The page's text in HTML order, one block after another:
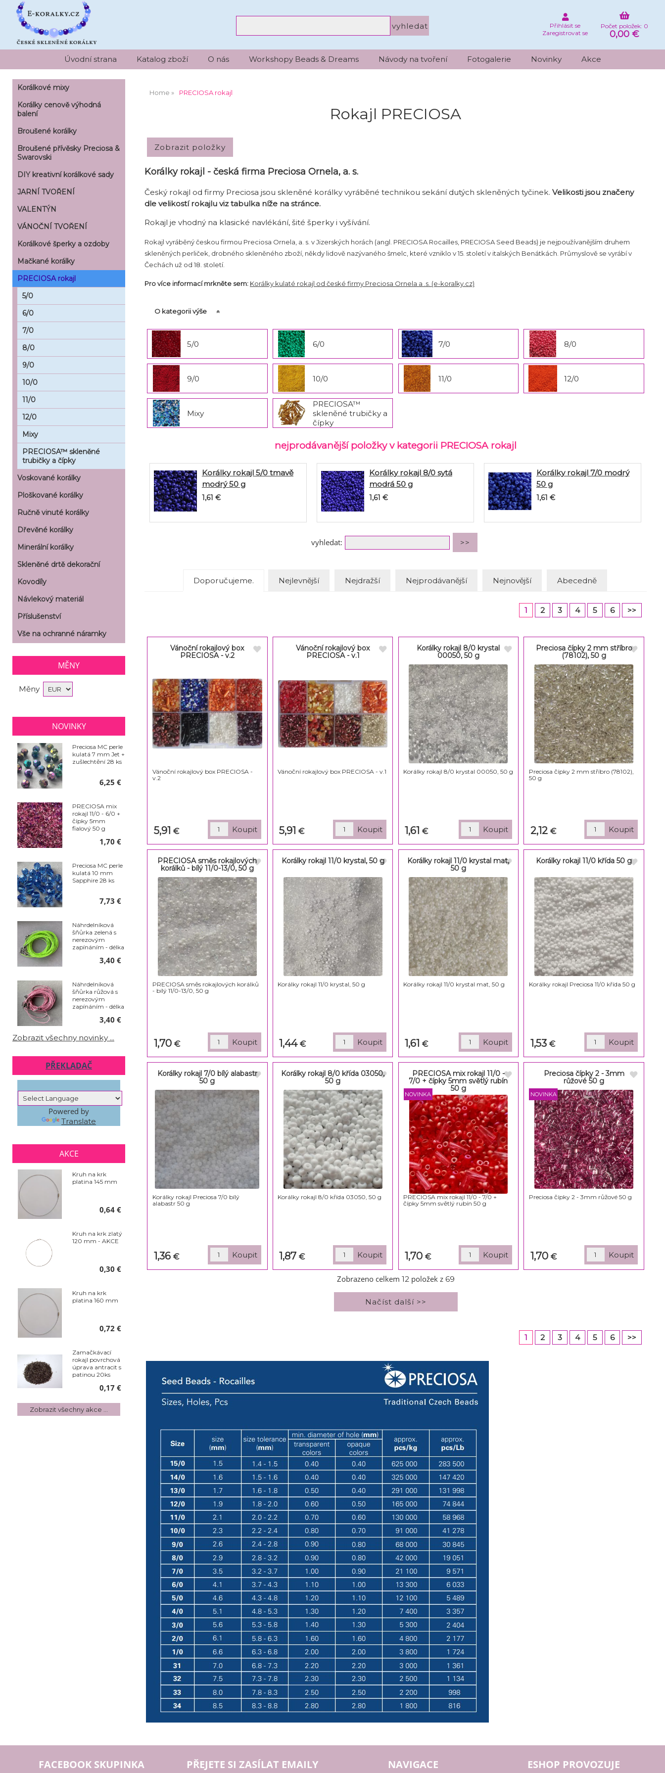
Počet položek: 0
0,00 €
Přihlásit se
Zaregistrovat se
Úvodní strana Katalog zboží O nás Workshopy Beads & Dreams Návody na tvoření Fotogalerie Novinky Akce
Home PRECIOSA rokajl
Rokajl PRECIOSA
Korálky rokajl - česká firma Preciosa Ornela, a. s.
Český rokajl od firmy Preciosa jsou skleněné korálky vyráběné technikou sekání dutých skleněných tyčinek. Velikosti jsou značeny
dle velikostí rokajlu viz tabulka níže na stránce.
Rokajl je vhodný na klasické navlékání, šité šperky i vyšívání.
Rokajl vyráběný českou firmou Preciosa Ornela, a. s. v Jizerských horách (angl. PRECIOSA Rocailles, PRECIOSA Seed Beads) je nejpoužívanějším druhem
skleněných perliček, drobného skleněného zboží, někdy lidově nazývaného šmelc, které vzniklo v 15. století v italských Benátkách. Průmyslově se vyrábí v
Čechách už od 18. století.
Pro více informací mrkněte sem: Korálky kulaté rokajl od české firmy Preciosa Ornela a .s. (e-koralky.cz)
O kategorii výše
5/0 6/0 7/0 8/0
9/0 10/0 11/0 12/0
Mixy
PRECIOSA™
skleněné trubičky a
čípky
nejprodávanější položky v kategorii PRECIOSA rokajl
Korálky rokajl 5/0 tmavě
modrý 50 g
1,61 €
Korálky rokajl 8/0 sytá
modrá 50 g
1,61 €
Korálky rokajl 7/0 modrý
50 g
1,61 €
vyhledat:
Doporučujeme. Nejlevnější Nejdražší Nejprodávanější Nejnovější Abecedně
1 2 3 4 5 6 >>
Vánoční rokajlový box
PRECIOSA - v.2
Vánoční rokajlový box PRECIOSA -
v.2
5,91 €
Vánoční rokajlový box
PRECIOSA - v.1
Vánoční rokajlový box PRECIOSA - v.1
5,91€
Korálky rokajl 8/0 krystal
00050, 50 g
Korálky rokajl 8/0 krystal 00050, 50 g
1,61€
Preciosa čípky 2 mm stříbro
(78102), 50 g
Preciosa čípky 2 mm stříbro (78102),
50 g
2,12 €
PRECIOSA směs rokajlových
korálků - bílý 11/0-13/0, 50 g
PRECIOSA směs rokajlových korálků
- bílý 11/0-13/0, 50 g
1,70 €
Korálky rokajl 11/0 krystal, 50 g
Korálky rokajl 11/0 krystal, 50 g
1,44€
Korálky rokajl 11/0 krystal mat,
50 g
Korálky rokajl 11/0 krystal mat, 50 g
1,61€
Korálky rokajl 11/0 křída 50 g
Korálky rokajl Preciosa 11/0 křída 50 g
1,53 €
Korálky rokajl 7/0 bílý alabastr
50 g
Korálky rokajl Preciosa 7/0 bílý
alabastr 50 g
1,36 €
Korálky rokajl 8/0 křída 03050,
50 g
Korálky rokajl 8/0 křída 03050, 50 g
1,87€
PRECIOSA mix rokajl 11/0 -
7/0 + čípky 5mm světlý rubín
50 g
PRECIOSA mix rokajl 11/0 - 7/0 +
čípky 5mm světlý rubín 50 g
1,70€
Preciosa čípky 2 - 3mm
růžové 50 g
Preciosa čípky 2 - 3mm růžové 50 g
1,70 €
Zobrazeno celkem 12položek z 69
1 2 3 4 5 6 >>
Korálkové mixy
Korálky cenově výhodná
balení
Broušené korálky
Broušené přívěsky Preciosa &
Swarovski
DIY kreativní korálkové sady
JARNÍ TVOŘENÍ
VALENTÝN
VÁNOČNÍ TVOŘENÍ
Korálkové šperky a ozdoby
Mačkané korálky
PRECIOSA rokajl
5/0
6/0
7/0
8/0
9/0
10/0
11/0
12/0
Mixy
PRECIOSA™ skleněné
trubičky a čípky
Voskované korálky
Ploškované korálky
Ručně vinuté korálky
Dřevěné korálky
Minerální korálky
Skleněné drtě dekorační
Kovodíly
Návlekový materiál
Příslušenství
Vše na ochranné náramky
MĚNY
Měny
NOVINKY
Preciosa MC perle
kulatá 7 mm Jet +
zušlechtění 28 ks
6,25 €
PRECIOSA mix
rokajl 11/0 - 6/0 +
čípky 5mm
fialový 50 g
1,70 €
Preciosa MC perle
kulatá 10 mm
Sapphire 28 ks
7,73 €
Náhrdelníková
šňůrka zelená s
nerezovým
zapínáním - délka
3,40 €
Náhrdelníková
šňůrka růžová s
nerezovým
zapínáním - délka
3,40 €
Zobrazit všechny novinky ...
PŘEKLADAČ
Powered by
Translate
AKCE
Kruh na krk
platina 145 mm
0,64 €
Kruh na krk zlatý
120 mm - AKCE
0,30 €
Kruh na krk
platina 160 mm
0,72 €
Zamačkávací
rokajl povrchová
úprava antracit s
patinou 20ks
0,17 €
Zobrazit všechny akce ...
FACEBOOK SKUPINKA
PŘEJETE SI ZASÍLAT EMAILY
NAVIGACE ESHOP PROVOZUJE